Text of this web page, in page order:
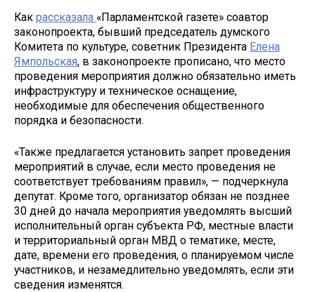
Как рассказала «Парламентской газете» соавтор
законопроекта, бывший председатель думского
Комитета по культуре, советник Президента Елена
Ямпольская, в законопроекте прописано, что место
проведения мероприятия должно обязательно иметь
инфраструктуру и техническое оснащение,
необходимые для обеспечения общественного
порядка и безопасности.
«Также предлагается установить запрет проведения
мероприятий в случае, если место проведения не
соответствует требованиям правил», — подчеркнула
депутат. Кроме того, организатор обязан не позднее
30 дней до начала мероприятия уведомлять высший
исполнительный орган субъекта РФ, местные власти
и территориальный орган МВД о тематике, месте,
дате, времени его проведения, о планируемом числе
участников, и незамедлительно уведомлять, если эти
сведения изменятся.